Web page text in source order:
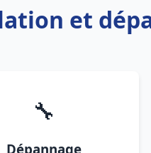
et
🔧
Dépannage